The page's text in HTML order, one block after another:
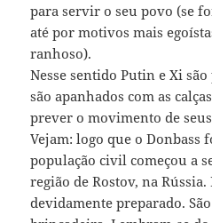
para servir o seu povo (se
até por motivos mais
ranhoso).
Nesse sentido Putin e Xi
são apanhados com as
prever o movimento de
Vejam: logo que o Donbass
população civil começou a
região de Rostov, na
devidamente preparado.